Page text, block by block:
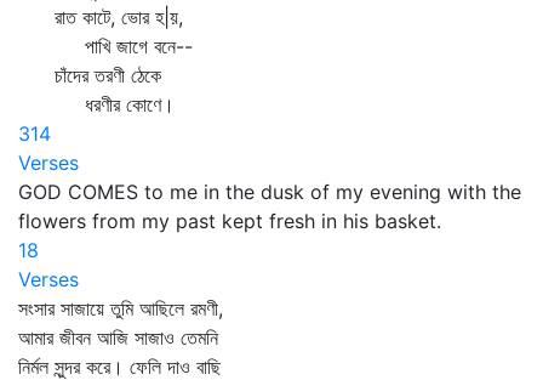
রাত কাটে, ভোর হ|য়,
পাখি জাগে বনে--
চাঁদের তরণী ঠেকে
ধরণীর কোণে।
314
Verses
GOD COMES to me in the dusk of my evening with the
flowers from my past kept fresh in his basket.
18
Verses
সংসার সাজায়ে তুমি আছিলে রমণী,
আমার জীবন আজি সাজাও তেমনি
নির্মল সুন্দর করে। ফেলি দাও বাছি